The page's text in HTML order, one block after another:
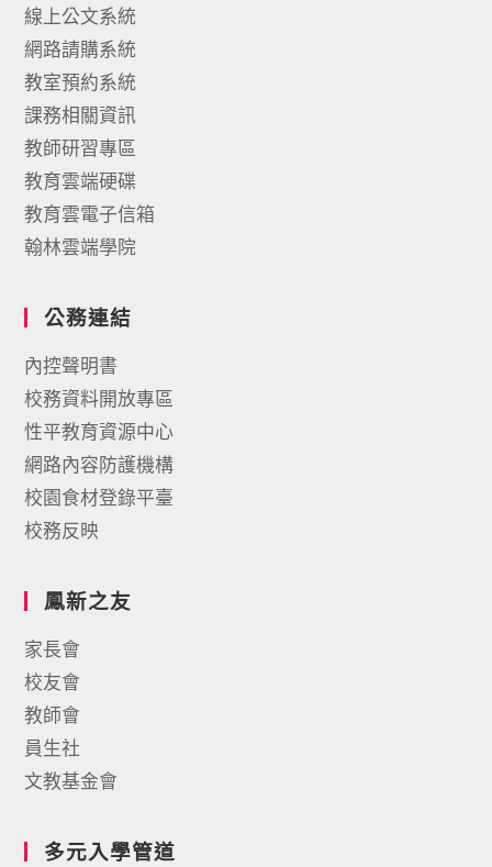
線上公文系統
網路請購系統
教室預約系統
課務相關資訊
教師研習專區
教育雲端硬碟
教育雲電子信箱
翰林雲端學院
公務連結
內控聲明書
校務資料開放專區
性平教育資源中心
網路內容防護機構
校園食材登錄平臺
校務反映
鳳新之友
家長會
校友會
教師會
員生社
文教基金會
多元入學管道